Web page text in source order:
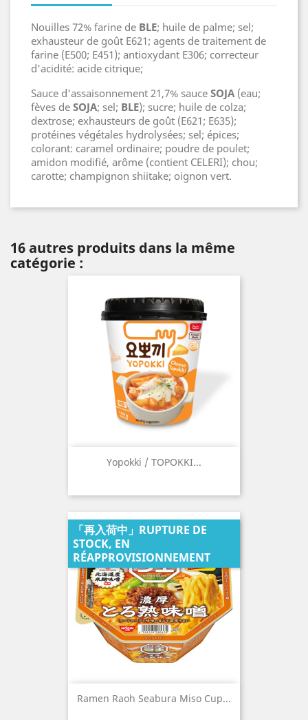
Nouilles 72% farine de BLE; huile de palme; sel;
exhausteur de goût E621; agents de traitement de
farine (E500; E451); antioxydant E306; correcteur
d'acidité: acide citrique;
Sauce d'assaisonnement 21,7% sauce SOJA (eau;
fèves de SOJA; sel; BLE); sucre; huile de colza;
dextrose; exhausteurs de goût (E621; E635);
protéines végétales hydrolysées; sel; épices;
colorant: caramel ordinaire; poudre de poulet;
amidon modifié, arôme (contient CELERI); chou;
carotte; champignon shiitake; oignon vert.
16 autres produits dans la même
catégorie :
Yopokki / TOPOKKI...
Ramen Raoh Seabura Miso Cup...
「再入荷中」RUPTURE DE
STOCK, EN
RÉAPPROVISIONNEMENT